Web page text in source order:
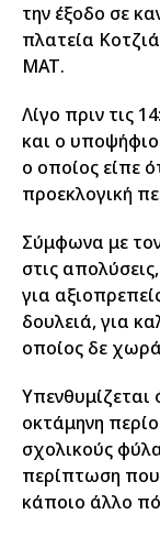
την έξοδο σε
πλατεία
ΜΑΤ.
Λίγο πριν τις
και ο
ο οποίος είπε
προεκλογική
Σύμφωνα με
στις
για
δουλειά, για
οποίος δε
Υπενθυμίζεται
οκτάμηνη
σχολικούς
περίπτωση που
κάποιο άλλο